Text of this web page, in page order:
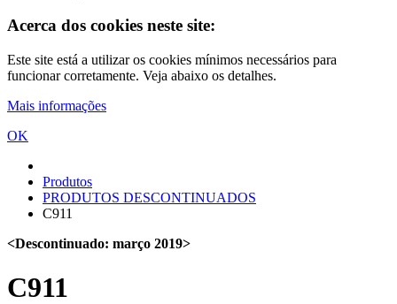
Acerca dos cookies neste site:
Este site está a utilizar os cookies mínimos necessários para
funcionar corretamente. Veja abaixo os detalhes.
Mais informações
OK
Produtos
PRODUTOS DESCONTINUADOS
C911
<Descontinuado: março 2019>
C911